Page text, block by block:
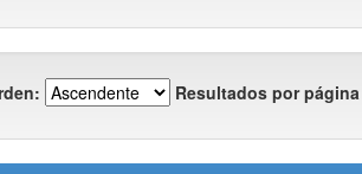
Resultados por página